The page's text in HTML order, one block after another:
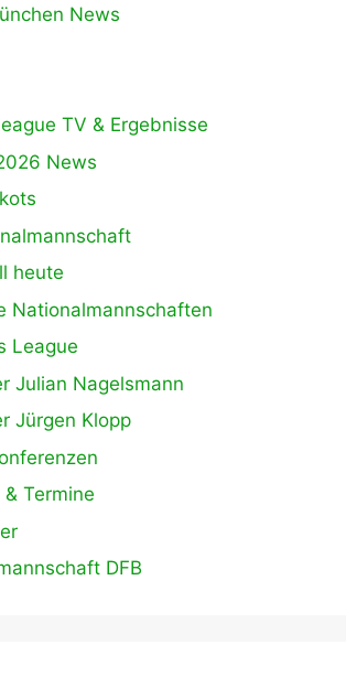
News
TV & Ergebnisse
News
heute
Nationalmannschaften
League
Julian Nagelsmann
Jürgen Klopp
Termine
DFB